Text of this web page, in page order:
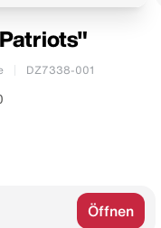
DZ7338-001
Öffnen